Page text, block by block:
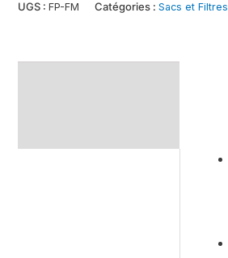
UGS : FP-FM Catégories : Sacs et Filtres